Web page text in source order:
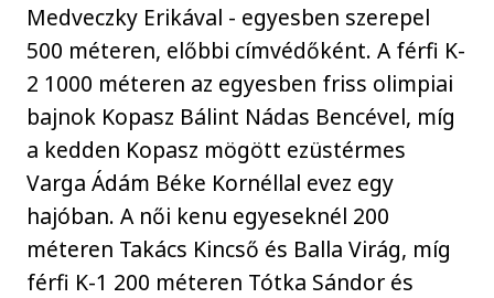
Medveczky Erikával - egyesben szerepel
500 méteren, előbbi címvédőként. A férfi K-
2 1000 méteren az egyesben friss olimpiai
bajnok Kopasz Bálint Nádas Bencével, míg
a kedden Kopasz mögött ezüstérmes
Varga Ádám Béke Kornéllal evez egy
hajóban. A női kenu egyeseknél 200
méteren Takács Kincső és Balla Virág, míg
férfi K-1 200 méteren Tótka Sándor és